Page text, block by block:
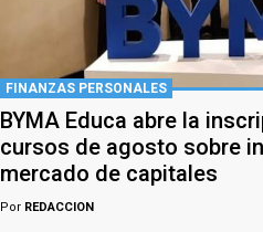
FINANZAS PERSONALES
BYMA Educa abre la
cursos de agosto sobre
mercado de capitales
Por REDACCION